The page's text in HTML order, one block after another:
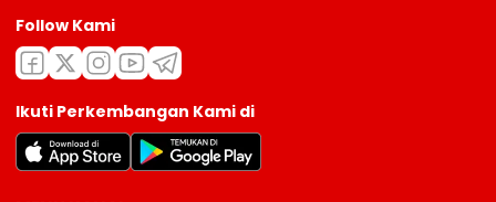
Follow Kami
Ikuti Perkembangan Kami di